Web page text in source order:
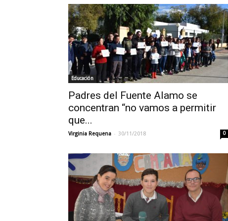
Educación
Padres del Fuente Alamo se
concentran “no vamos a permitir
que...
Virginia Requena - 30/11/2018 0